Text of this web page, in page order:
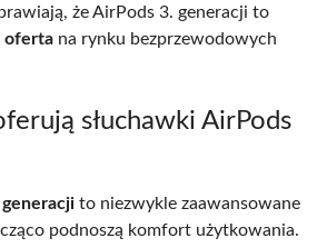
że AirPods 3. generacji to
oferta na rynku bezprzewodowych
słuchawki AirPods
to niezwykle zaawansowane
podnoszą komfort użytkowania.